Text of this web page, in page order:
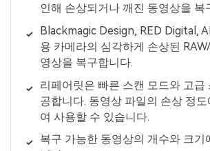
인해 손상되거나 깨진 동영상을 복
Blackmagic Design, RED Digital,
용 카메라의 심각하게 손상된
영상을 복구합니다.
리페어릿은 빠른 스캔 모드와 고급
공합니다. 동영상 파일의 손상 정
여 사용할 수 있습니다.
복구 가능한 동영상의 개수와 크기